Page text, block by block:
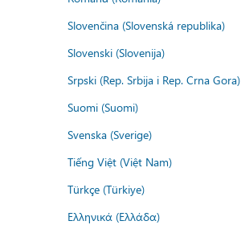
Slovenčina (Slovenská republika)
Slovenski (Slovenija)
Srpski (Rep. Srbija i Rep. Crna Gora)
Suomi (Suomi)
Svenska (Sverige)
Tiếng Việt (Việt Nam)
Türkçe (Türkiye)
Ελληνικά (Ελλάδα)